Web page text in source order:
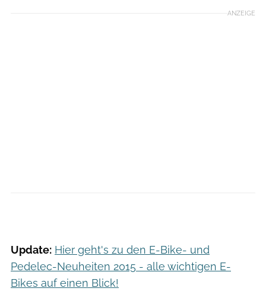
ANZEIGE
Update: Hier geht's zu den E-Bike- und
Pedelec-Neuheiten 2015 - alle wichtigen E-
Bikes auf einen Blick!